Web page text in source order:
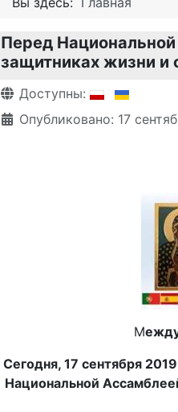
Перед
защитниках жизни и
Информация о материале
Доступны:
Опубликовано: 17
М
Сегодня, 17 сентября
Национальной